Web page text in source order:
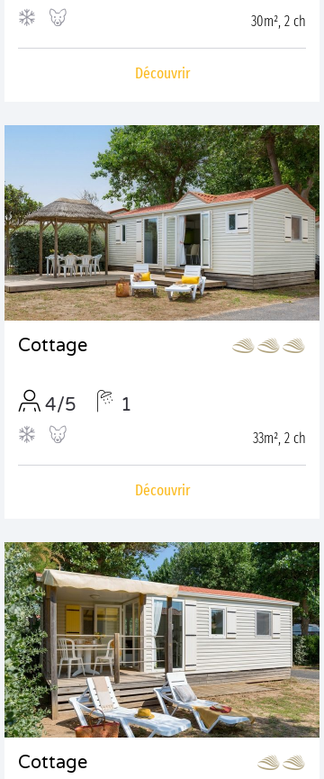
30m², 2 ch
Découvrir
Cottage
4/5 1
33m², 2 ch
Découvrir
Cottage